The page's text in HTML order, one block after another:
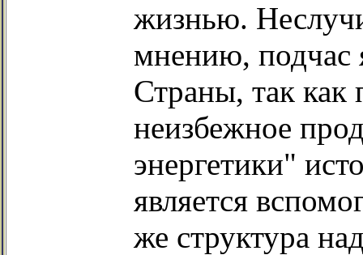
жизнью.
мнению, подчас
Страны, так как
неизбежное
энергетики"
является
же структура